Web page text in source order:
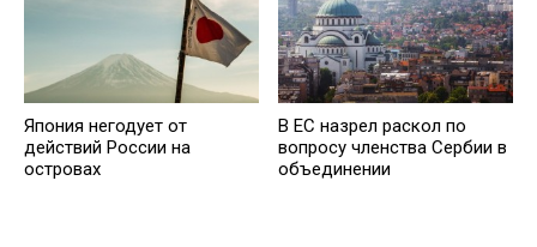
Япония негодует от
действий России на
островах
В ЕС назрел раскол по
вопросу членства Сербии в
объединении